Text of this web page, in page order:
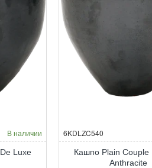
В наличии
Luxe
6KDLZC540
Кашпо Plain Couple
Anthracite